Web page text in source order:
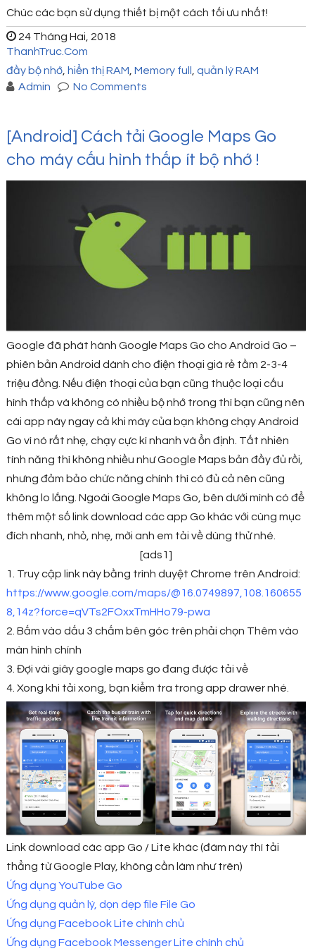
Chúc các bạn sử dụng thiết bị một cách tối ưu nhất!
24 Tháng Hai, 2018
ThanhTruc.Com
đầy bộ nhớ, hiển thị RAM Memory full
quản lý RAM
Admin
No Comments
[Android] Cách tải Google Maps Go
cho máy cấu hình thấp ít bộ nhớ !
Google đã phát hành Google Maps Go cho Android Go –
phiên bản Android dành cho điện thoại giá rẻ tầm 2-3-4
triệu đồng. Nếu điện thoại của bạn cũng thuộc loại cấu
hình thấp và không có nhiều bộ nhớ trong thì bạn cũng nên
cài app này ngay cả khi máy của bạn không chạy Android
Go vì nó rất nhẹ, chạy cực kì nhanh và ổn định. Tất nhiên
tính năng thì không nhiều như Google Maps bản đầy đủ rồi,
nhưng đảm bảo chức năng chính thì có đủ cả nên cũng
không lo lắng. Ngoài Google Maps Go, bên dưới mình có để
thêm một số link download các app Go khác với cùng mục
đích nhanh, nhỏ, nhẹ, mời anh em tải về dùng thử nhé.
[ads1]
1. Truy cập link này bằng trình duyệt Chrome trên Android:
https://www.google.com/maps/@16.0749897,108.160655
8,14z?force=qVTs2FOxxTmHHo79-pwa
2. Bấm vào dấu 3 chấm bên góc trên phải chọn Thêm vào
màn hình chính
3. Đợi vài giây google maps go đang được tải về
4. Xong khi tải xong, bạn kiểm tra trong app drawer nhé.
Link download các app Go / Lite khác (đám này thì tải
thẳng từ Google Play, không cần làm như trên)
Ứng dụng YouTube Go
Ứng dụng quản lý, dọn dẹp file File Go
Ứng dụng Facebook Lite chính chủ
Ứng dụng Facebook Messenger Lite chính chủ